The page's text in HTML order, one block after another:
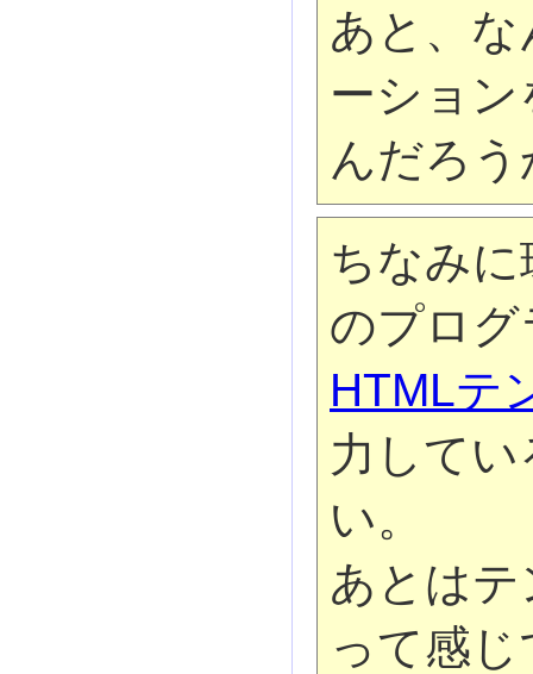
あと、
ーショ
んだろう
ちなみ
のプロ
HTMLテ
力して
い。
あとは
って感